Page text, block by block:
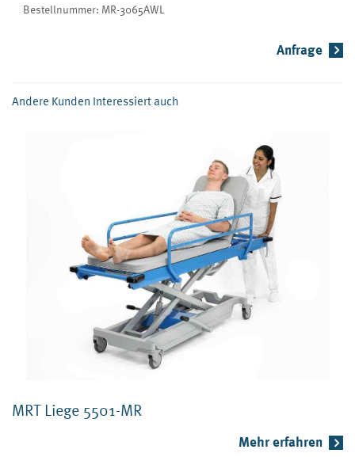
Bestellnummer: MR-3065AWL
Anfrage
Andere Kunden Interessiert auch
MRT Liege 5501-MR
Mehr erfahren